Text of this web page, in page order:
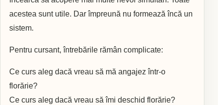
acestea sunt utile. Dar împreună nu formează încă un
sistem.
Pentru cursant, întrebările rămân complicate:
Ce curs aleg dacă vreau să mă angajez într-o
florărie?
Ce curs aleg dacă vreau să îmi deschid florărie?